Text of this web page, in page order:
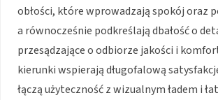
obłości, które wprowadzają spokój oraz
a równocześnie podkreślają dbałość o
przesądzające o odbiorze jakości i
kierunki wspierają długofalową
łączą użyteczność z wizualnym ładem i